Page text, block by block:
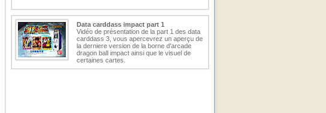
Data carddass impact part 1
Vidéo de présentation de la part 1 des data
carddass 3, vous apercevrez un aperçu de
la derniere version de la borne d'arcade
dragon ball impact ainsi que le visuel de
certaines cartes.